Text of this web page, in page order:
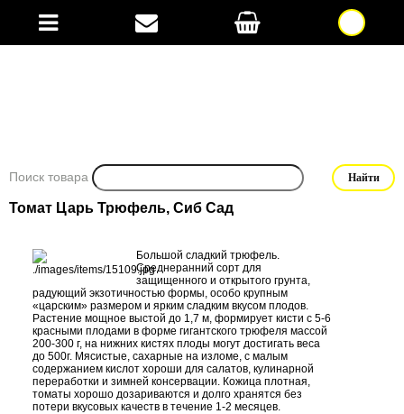
Поиск товара
Томат Царь Трюфель, Сиб Сад
Большой сладкий трюфель.
Среднеранний сорт для
защищенного и открытого грунта,
радующий экзотичностью формы, особо крупным
«царским» размером и ярким сладким вкусом плодов.
Растение мощное выстой до 1,7 м, формирует кисти с 5-6
красными плодами в форме гигантского трюфеля массой
200-300 г, на нижних кистях плоды могут достигать веса
до 500г. Мясистые, сахарные на изломе, с малым
содержанием кислот хороши для салатов, кулинарной
переработки и зимней консервации. Кожица плотная,
томаты хорошо дозариваются и долго хранятся без
потери вкусовых качеств в течение 1-2 месяцев.